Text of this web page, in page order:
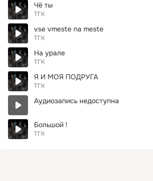
Чё ты
ТГК
vse vmeste na meste
ТГК
На урале
ТГК
Я И МОЯ ПОДРУГА
ТГК
Аудиозапись недоступна
Большой !
ТГК